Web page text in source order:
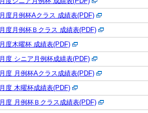
度月例杯Aクラス 成績表(PDF)
度月例杯Ｂクラス 成績表(PDF)
度木曜杯 成績表(PDF)
度 シニア月例杯成績表(PDF)
度 月例杯Aクラス成績表(PDF)
度 木曜杯成績表(PDF)
度 月例杯Ｂクラス成績表(PDF)